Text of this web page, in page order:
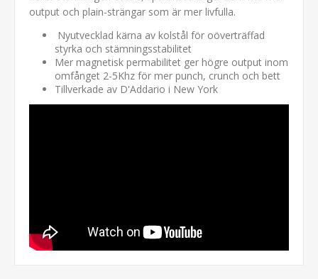
output och plain-strängar som är mer livfulla.
Nyutvecklad kärna av kolstål för oöverträffad
styrka och stämningsstabilitet
Mer magnetisk permabilitet ger högre output inom
omfånget 2-5Khz för mer punch, crunch och bett
Tillverkade av D'Addario i New York